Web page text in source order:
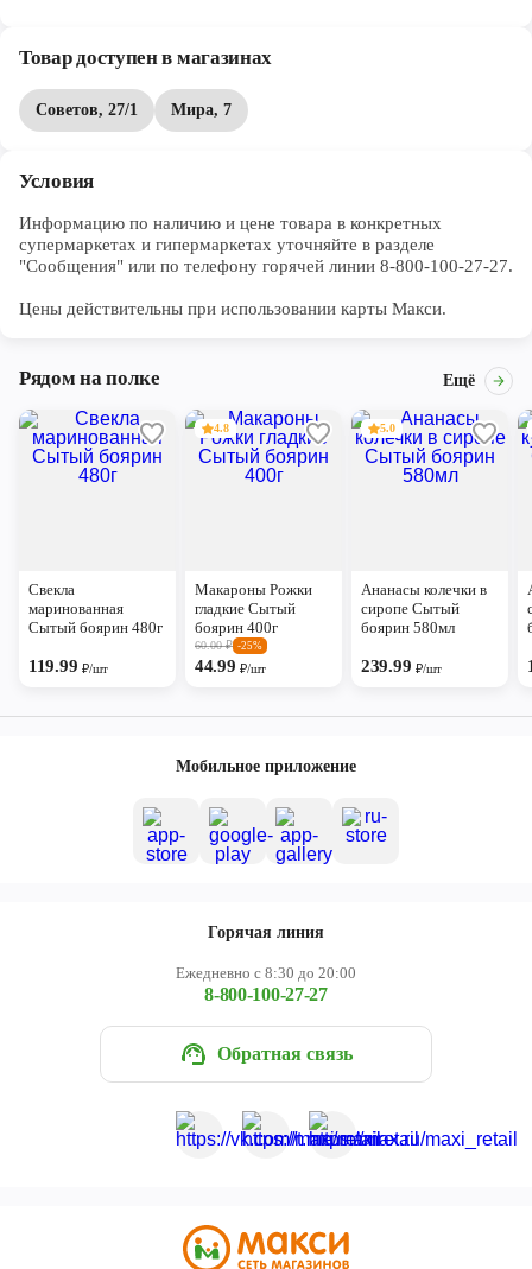
Товар доступен в магазинах
Советов, 27/1 Мира, 7
Условия
Информацию по наличию и цене товара в конкретных
супермаркетах и гипермаркетах уточняйте в разделе
"Сообщения" или по телефону горячей линии 8-800-100-27-27.
Цены действительны при использовании карты Макси.
Рядом на полке Ещё
Свекла
маринованная
Сытый боярин 480г
119.99 ₽/шт
4.8
Макароны Рожки
гладкие Сытый
боярин 400г
60.00₽ -25%
44.99₽/шт
5.0
Ананасы колечки в
сиропе Сытый
боярин 580мл
239.99 ₽/шт
Мобильное приложение
Горячая линия
Ежедневно с 8:30 до 20:00
8-800-100-27-27
Обратная связь